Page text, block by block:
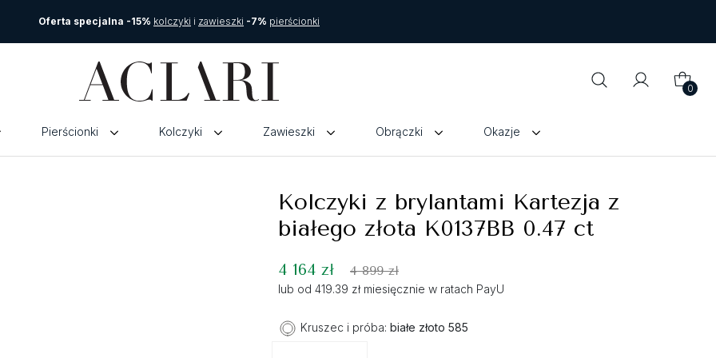
Oferta specjalna -15% kolczyki i zawieszki -7% pierścionki
0
Pierścionki Kolczyki Zawieszki Obrączki Okazje
Kolczyki z brylantami Kartezja z
białego złota K0137BB 0.47 ct
4 164 zł 4 899 zł
lub od 419.39 zł miesięcznie w ratach PayU
Kruszec i próba: białe złoto 585